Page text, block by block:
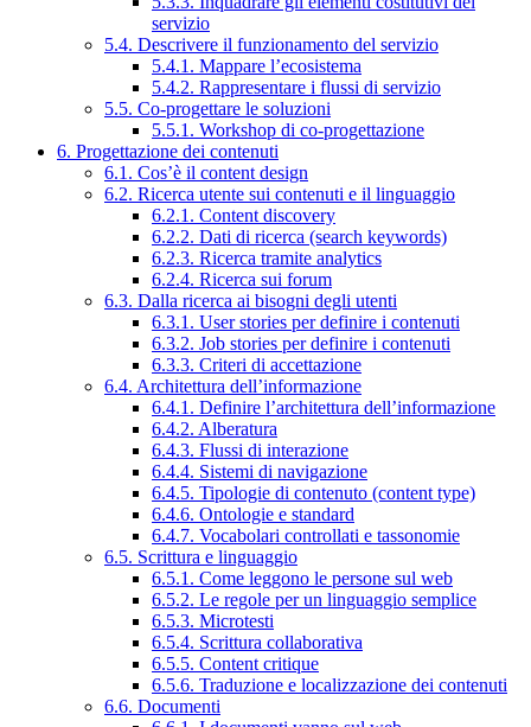
servizio
5.4. Descrivere il funzionamento del servizio
5.4.1. Mappare l’ecosistema
5.4.2. Rappresentare i flussi di servizio
5.5. Co-progettare le soluzioni
5.5.1. Workshop di co-progettazione
6. Progettazione dei contenuti
6.1. Cos’è il content design
6.2. Ricerca utente sui contenuti e il linguaggio
6.2.1. Content discovery
6.2.2. Dati di ricerca (search keywords)
6.2.3. Ricerca tramite analytics
6.2.4. Ricerca sui forum
6.3. Dalla ricerca ai bisogni degli utenti
6.3.1. User stories per definire i contenuti
6.3.2. Job stories per definire i contenuti
6.3.3. Criteri di accettazione
6.4. Architettura dell’informazione
6.4.1. Definire l’architettura dell’informazione
6.4.2. Alberatura
6.4.3. Flussi di interazione
6.4.4. Sistemi di navigazione
6.4.5. Tipologie di contenuto (content type)
6.4.6. Ontologie e standard
6.4.7. Vocabolari controllati e tassonomie
6.5. Scrittura e linguaggio
6.5.1. Come leggono le persone sul web
6.5.2. Le regole per un linguaggio semplice
6.5.3. Microtesti
6.5.4. Scrittura collaborativa
6.5.5. Content critique
6.5.6. Traduzione e localizzazione dei contenuti
6.6. Documenti